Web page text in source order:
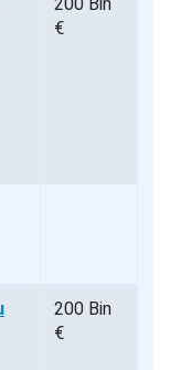
€
200 Bin
€